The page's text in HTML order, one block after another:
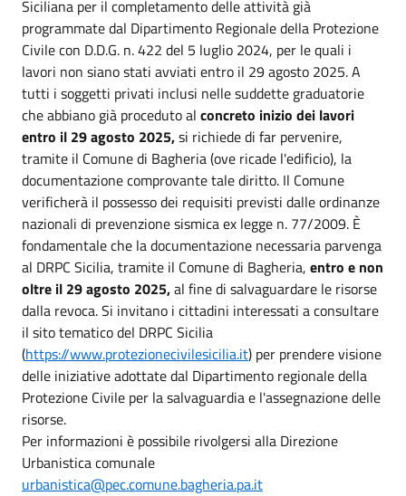
Siciliana per il completamento delle attività già
programmate dal Dipartimento Regionale della Protezione
Civile con D.D.G. n. 422 del 5 luglio 2024, per le quali i
lavori non siano stati avviati entro il 29 agosto 2025. A
tutti i soggetti privati inclusi nelle suddette graduatorie
che abbiano già proceduto al concreto inizio dei lavori
entro il 29 agosto 2025,si richiede di far pervenire,
tramite il Comune di Bagheria (ove ricade l'edificio), la
documentazione comprovante tale diritto. Il Comune
verificherà il possesso dei requisiti previsti dalle ordinanze
nazionali di prevenzione sismica ex legge n. 77/2009. È
fondamentale che la documentazione necessaria parvenga
al DRPC Sicilia, tramite il Comune di Bagheria, entro e non
oltre il 29 agosto 2025,al fine di salvaguardare le risorse
dalla revoca. Si invitano i cittadini interessati a consultare
il sito tematico del DRPC Sicilia
(https://www.protezionecivilesicilia.it) per prendere visione
delle iniziative adottate dal Dipartimento regionale della
Protezione Civile per la salvaguardia e l'assegnazione delle
risorse.
Per informazioni è possibile rivolgersi alla Direzione
Urbanistica comunale
urbanistica@pec.comune.bagheria.pa.it